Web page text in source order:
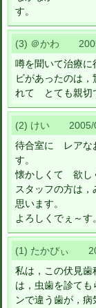
す。
(3) ＠かわ
噂を聞いて治療
ビがあったのは，
れて とても親切
(2) けい 2005/
待合室に レアな
す。
懐かしくて 欲し
スタッフの方は，
思います。
よろしくでぇ～す。
(1) たかぴぃ
私は，この伏見
は，虫歯を診て
ンで違う歯が，